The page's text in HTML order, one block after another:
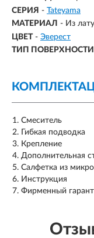
СЕРИЯ - Tateyama
МАТЕРИАЛ - Из
ЦВЕТ - Эверест
ТИП ПОВЕРХНОСТИ
Смеситель
Гибкая подводка
Крепление
Дополнительная
Салфетка из
Инструкция
Фирменный